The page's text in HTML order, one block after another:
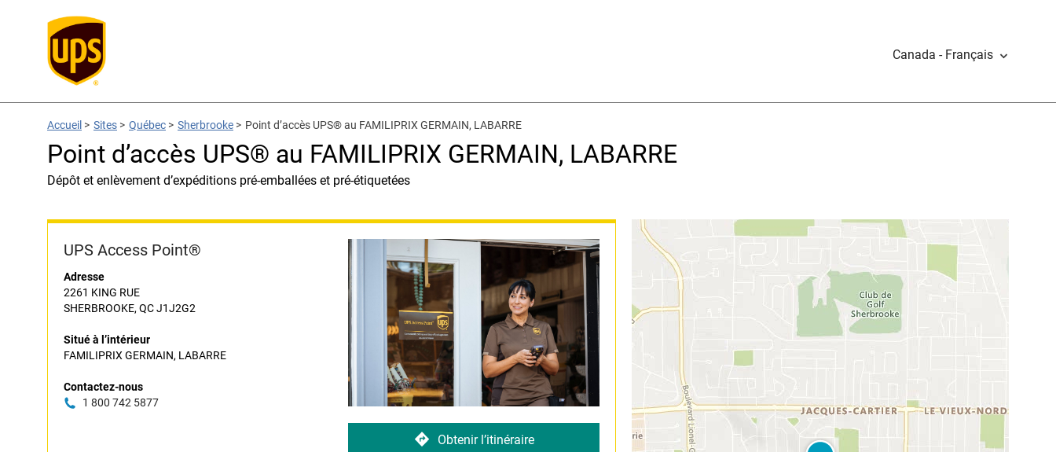
Canada - Français
Accueil > Sites > Québec > Sherbrooke > Point d’accès UPS® au FAMILIPRIX GERMAIN, LABARRE
Point d’accès UPS® au FAMILIPRIX GERMAIN, LABARRE
Dépôt et enlèvement d’expéditions pré-emballées et pré-étiquetées
UPS Access Point®
Adresse
2261 KING RUE
SHERBROOKE, QC J1J2G2
Situé à l’intérieur
FAMILIPRIX GERMAIN, LABARRE
Contactez-nous
1 800 742 5877
Obtenir l’itinéraire